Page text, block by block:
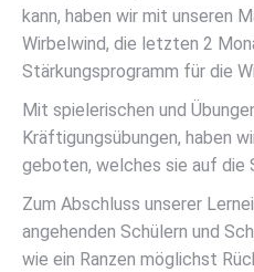
kann, haben wir mit unseren
Wirbelwind, die letzten 2
Stärkungsprogramm für die
Mit spielerischen und
Kräftigungsübungen, haben
geboten, welches sie auf die
Zum Abschluss unserer
angehenden Schülern und
wie ein Ranzen möglichst